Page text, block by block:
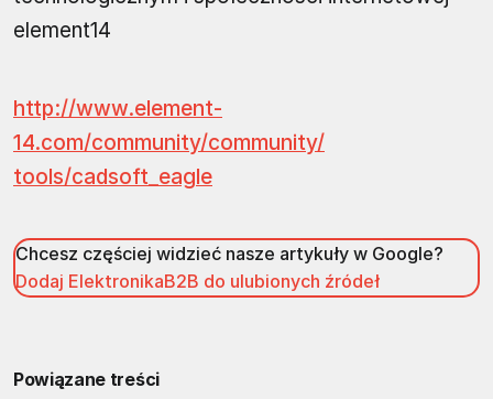
element14
http://www.element-
14.com/community/community/
tools/cadsoft_eagle
Chcesz częściej widzieć nasze artykuły w Google?
Dodaj ElektronikaB2B do ulubionych źródeł
Powiązane treści